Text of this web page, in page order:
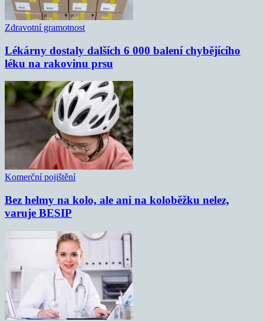
Zdravotní gramotnost
Lékárny dostaly dalších 6 000 balení chybějícího
léku na rakovinu prsu
Komerční pojištění
Bez helmy na kolo, ale ani na koloběžku nelez,
varuje BESIP